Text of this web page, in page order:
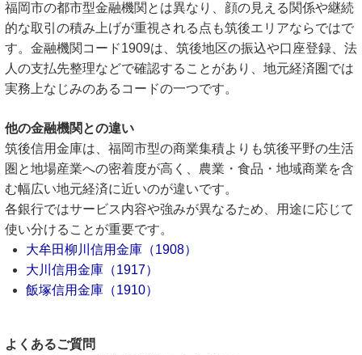
福岡市の都市型金融機関とは異なり、顔の見える関係や継続
的な取引の積み上げが重視される点も筑後エリアならではで
す。金融機関コード1909は、筑後地区の振込や口座登録、法
人の支払先整理などで確認することがあり、地元経済圏では
実務上なじみのあるコードの一つです。
他の金融機関との違い
筑後信用金庫は、福岡市型の商業集積よりも筑後平野の生活
圏と地場産業への密着度が高く、農業・食品・地域商業を含
む幅広い地元経済に近いのが違いです。
各銀行ではサービス内容や強みが異なるため、用途に応じて
使い分けることが重要です。
大牟田柳川信用金庫（1908）
大川信用金庫（1917）
飯塚信用金庫（1910）
よくあるご質問